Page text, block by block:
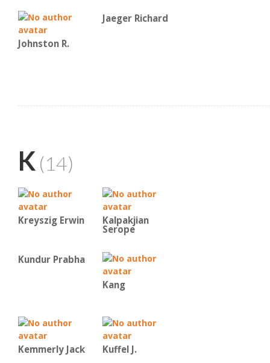
Johnston R.
Jaeger Richard
K (14)
Kreyszig Erwin Kalpakjian
Serope
Kundur Prabha
Kang
Kemmerly Jack Kuffel J.